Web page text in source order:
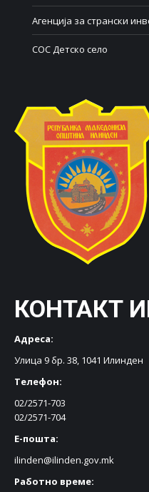
Агенција за странски
СОС Детско село
КОНТАКТ
Адреса:
Улица 9 бр. 38, 1041 Илинден
Телефон:
02/2571-703
02/2571-704
Е-пошта:
ilinden@ilinden.gov.mk
Работно време: